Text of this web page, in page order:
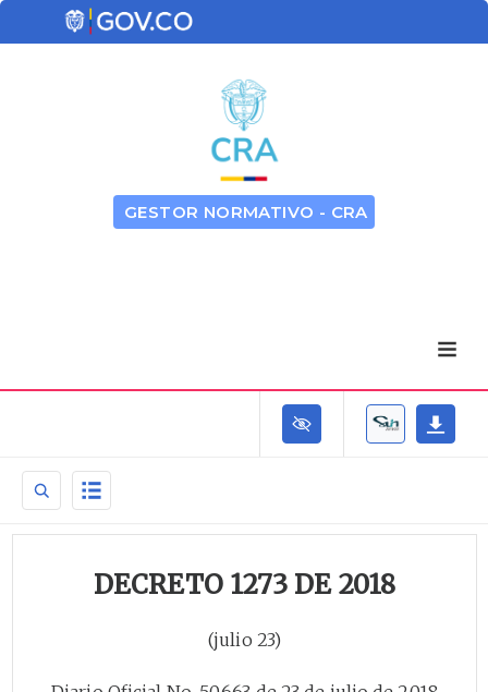
GESTOR NORMATIVO - CRA
DECRETO 1273 DE 2018
(julio 23)